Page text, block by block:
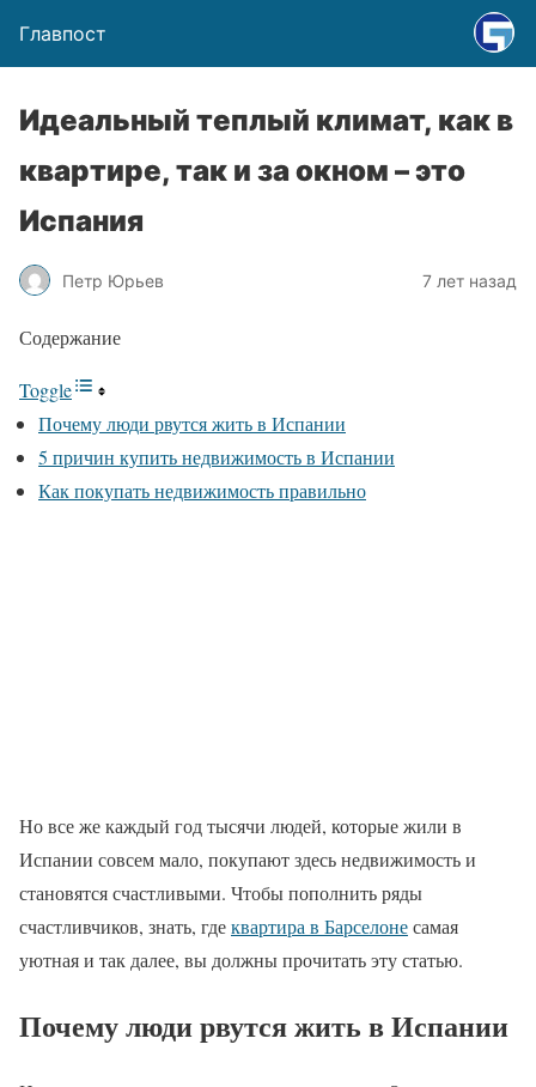
Главпост
Идеальный теплый климат, как в
квартире, так и за окном – это
Испания
Петр Юрьев 7 лет назад
Содержание
Toggle
Почему люди рвутся жить в Испании
5 причин купить недвижимость в Испании
Как покупать недвижимость правильно
Но все же каждый год тысячи людей, которые жили в
Испании совсем мало, покупают здесь недвижимость и
становятся счастливыми. Чтобы пополнить ряды
счастливчиков, знать, гдеквартира в Барселонесамая
уютная и так далее, вы должны прочитать эту статью.
Почему люди рвутся жить в Испании